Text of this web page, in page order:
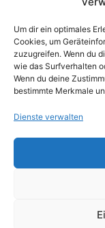
Um dir ein optimales
Cookies, um
zuzugreifen. Wenn du
wie das Surfverhalten
Wenn du deine
bestimmte Merkmale
Dienste verwalten